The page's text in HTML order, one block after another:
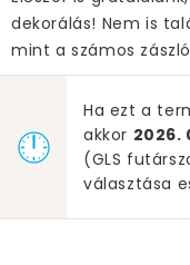
dekorálás! Nem is
mint a számos
Ha ezt a
akkor 2026.
(GLS
választása